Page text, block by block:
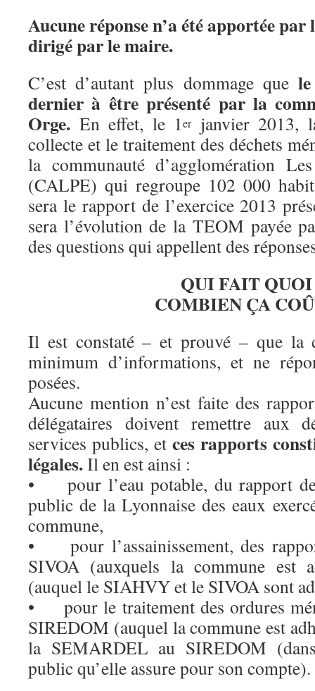
Aucune réponse n’a été apportée
dirigé par le maire.
C’est d’autant plus dommage que
dernier à être présenté par la
Orge. En effet, le 1erjanvier 2013,
collecte et le traitement des déchets
la communauté d’agglomération
(CALPE) qui regroupe 102 000
sera le rapport de l’exercice 2013
sera l’évolution de la TEOM payée
des questions qui appellent des
QUI FAIT
COMBIEN ÇA
Il est constaté – et prouvé – que la
minimum d’informations, et ne
posées.
Aucune mention n’est faite des
délégataires doivent remettre aux
services publics, et ces rapports
légales.Il en est ainsi :
• pour l’eau potable, du rapport de
public de la Lyonnaise des eaux
commune,
• pour l’assainissement, des
SIVOA (auxquels la commune est
(auquel le SIAHVY et le SIVOA sont
• pour le traitement des ordures
SIREDOM (auquel la commune est
la SEMARDEL au SIREDOM
public qu’elle assure pour son compte).